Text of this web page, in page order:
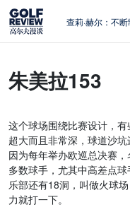
查莉·赫尔：不
大满贯球场设置
AIG英国女子公
避暑北海道：原
风作伴
Menu
朱美拉153
这个球场围绕比赛设计，
超大而且非常深，球道沙
因为每年举办欧巡总决赛
多数球手，尤其中高差点
乐部还有18洞，叫做火球
力就打一下。